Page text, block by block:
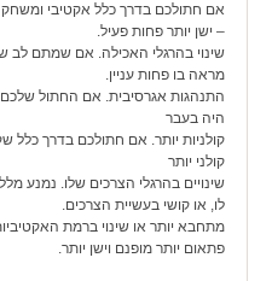
אם חתולכם בדרך כלל אקטיבי
– ישן יותר פחות פעיל.
שינוי בהרגלי האכילה. אם שמתם לב
מראה בו פחות עניין.
התנהגות אגרסיבית. אם החתול
היה בעבר
קולניות יותר. אם חתולכם בדרך כלל
קולני יותר
שינויים בהרגלי הצרכים שלו. נמנע
לו, או קושי בעשיית הצרכים.
מתחבא יותר או שינוי ברמת
פתאום יותר מופנם וישן יותר.